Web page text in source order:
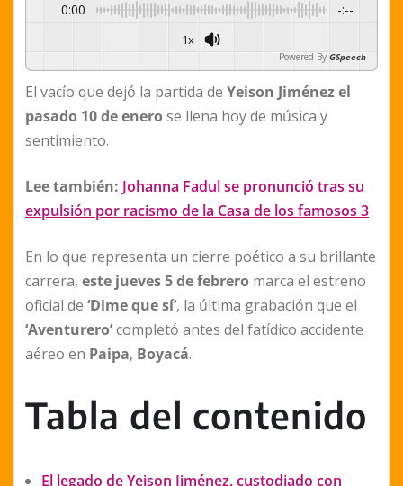
0:00 -:--
1x
Powered By GSpeech
El vacío que dejó la partida de Yeison Jiménezel
pasado 10 de enero se llena hoy de música y
sentimiento.
Lee también: Johanna Fadul se pronunció tras su
expulsión por racismo de la Casa de los famosos 3
En lo que representa un cierre poético a su brillante
carrera, este jueves 5 de febrero marca el estreno
oficial de ‘Dime que sí’, la última grabación que el
‘Aventurero’completó antes del fatídico accidente
aéreo en Paipa, Boyacá.
Tabla del contenido
El legado de Yeison Jiménez, custodiado con